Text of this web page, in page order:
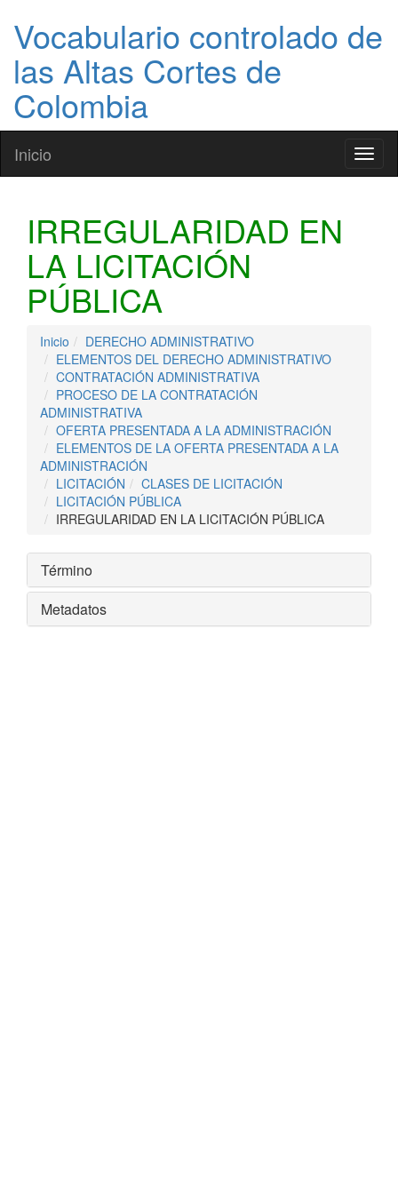
Vocabulario controlado de
las Altas Cortes de
Colombia
Inicio
IRREGULARIDAD EN
LA LICITACIÓN
PÚBLICA
Inicio
DERECHO ADMINISTRATIVO
ELEMENTOS DEL DERECHO ADMINISTRATIVO
CONTRATACIÓN ADMINISTRATIVA
PROCESO DE LA CONTRATACIÓN
ADMINISTRATIVA
OFERTA PRESENTADA A LA ADMINISTRACIÓN
ELEMENTOS DE LA OFERTA PRESENTADA A LA
ADMINISTRACIÓN
LICITACIÓN
CLASES DE LICITACIÓN
LICITACIÓN PÚBLICA
IRREGULARIDAD EN LA LICITACIÓN PÚBLICA
Término
Metadatos